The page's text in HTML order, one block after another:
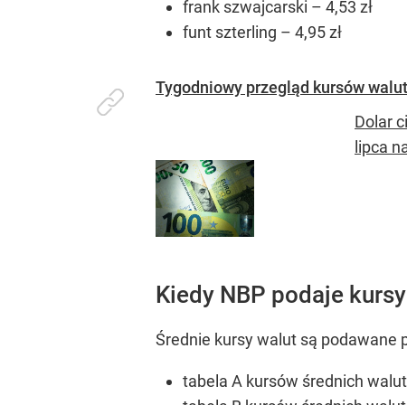
frank szwajcarski – 4,53 zł
funt szterling – 4,95 zł
Tygodniowy przegląd kursów
Dolar
lipca
Kiedy NBP podaje
Średnie kursy walut są podawane
tabela A kursów średnich